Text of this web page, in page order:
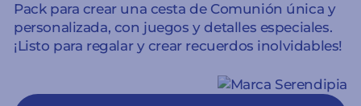
Pack para crear una cesta de Comunión única y
personalizada, con juegos y detalles especiales.
¡Listo para regalar y crear recuerdos inolvidables!